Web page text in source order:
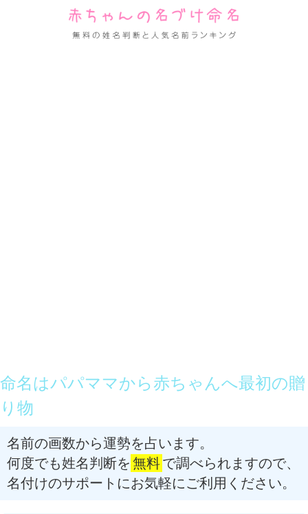
命名はパパママから赤ちゃんへ最初の贈
り物
名前の画数から運勢を占います。
何度でも姓名判断を 無料で調べられますので、
名付けのサポートにお気軽にご利用ください。